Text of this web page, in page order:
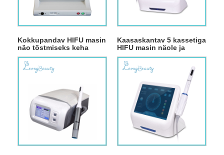
Kokkupandav HIFU masin
näo tõstmiseks keha
salendamiseks
Kaasaskantav 5 kassetiga
HIFU masin näole ja
kehale